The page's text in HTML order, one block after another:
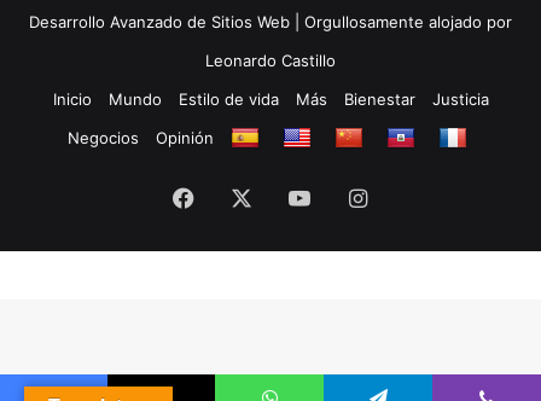
Desarrollo Avanzado de Sitios Web | Orgullosamente alojado por
Leonardo Castillo
Inicio
Mundo Estilo de vida Más Bienestar
Justicia
Negocios
Opinión
Facebook YouTubeInstagram